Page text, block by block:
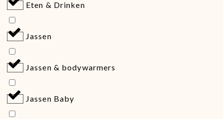
Eten & Drinken
Jassen
Jassen & bodywarmers
Jassen Baby